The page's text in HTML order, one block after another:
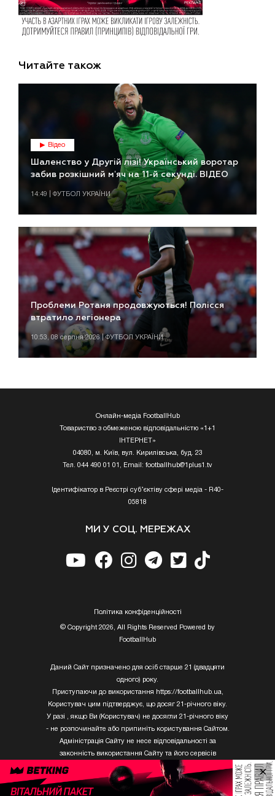
Читайте також
Відео
Шаленство у Другій лізі! Український воротар
забив розкішний мʼяч на 11-й секунді. ВІДЕО
14:49 | ФУТБОЛ УКРАЇНИ
Проблеми Ротаня продовжуються! Полісся
втратило легіонера
10:53, 08 серпня 2026 | ФУТБОЛ УКРАЇНИ
Онлайн-медіа FootballHub
Товариство з обмеженою відповідальністю «1+1
ІНТЕРНЕТ»
04080, м. Київ, вул. Кирилівська, буд. 23
Тел. 044 490 01 01, Email: footballhub@1plus1.tv
Ідентифікатор в Реєстрі суб’єктіву сфері медіа - R40-
05818
МИ У СОЦ. МЕРЕЖАХ
Полiтика конфiденцiйностi
© Copyright 2026, All Rights Reserved Powered by
FootballHub
Даний Сайт призначено для осіб старше 21 (двадцяти
одного) року.
Приступаючи до використання https://footballhub.ua,
Користувач цим підтверджує, що досяг 21-річного віку.
У разі , якщо Ви (Користувач) не досягли 21-річного віку
- не розпочинайте або припиніть користування Сайтом.
Адміністрація Сайту не несе відповідальності за
законність використання Сайту та його сервісів
Користувачем, який не досяг 21-річного віку.
Твори Getty Images, що розміщені на сайті, не можуть
×